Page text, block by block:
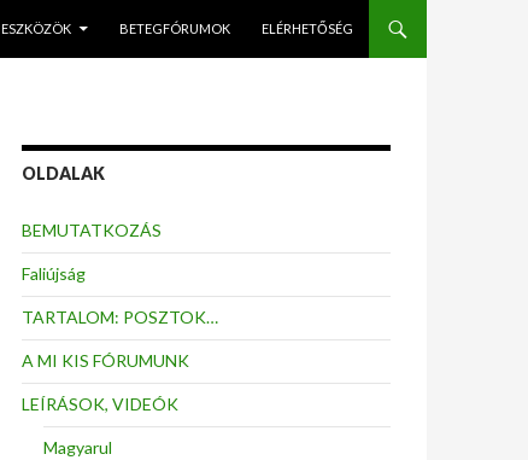
ESZKÖZÖK BETEGFÓRUMOK ELÉRHETŐSÉG
OLDALAK
BEMUTATKOZÁS
Faliújság
TARTALOM: POSZTOK…
A MI KIS FÓRUMUNK
LEÍRÁSOK, VIDEÓK
Magyarul